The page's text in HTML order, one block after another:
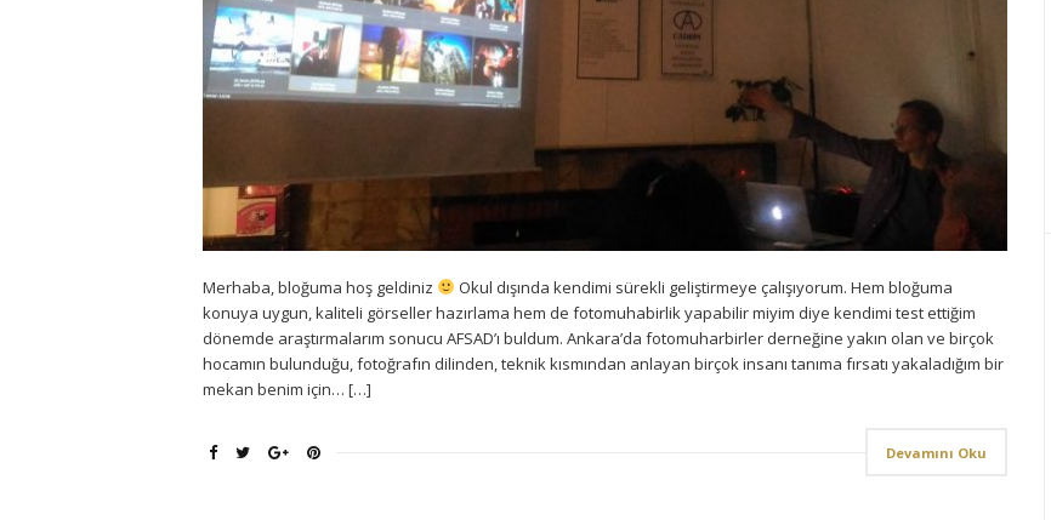
Merhaba, bloğuma hoş geldiniz
Okul dışında kendimi sürekli geliştirmeye çalışıyorum. Hem bloğuma
konuya uygun, kaliteli görseller hazırlama hem de fotomuhabirlik yapabilir miyim diye kendimi test ettiğim
dönemde araştırmalarım sonucu AFSAD’ı buldum. Ankara’da fotomuharbirler derneğine yakın olan ve birçok
hocamın bulunduğu, fotoğrafın dilinden, teknik kısmından anlayan birçok insanı tanıma fırsatı yakaladığım bir
mekan benim için… […]
Devamını Oku